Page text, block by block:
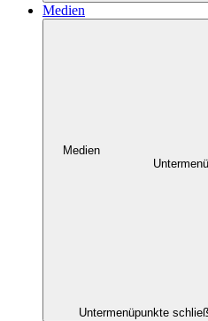
Medien
Medien
Untermenüpunkte